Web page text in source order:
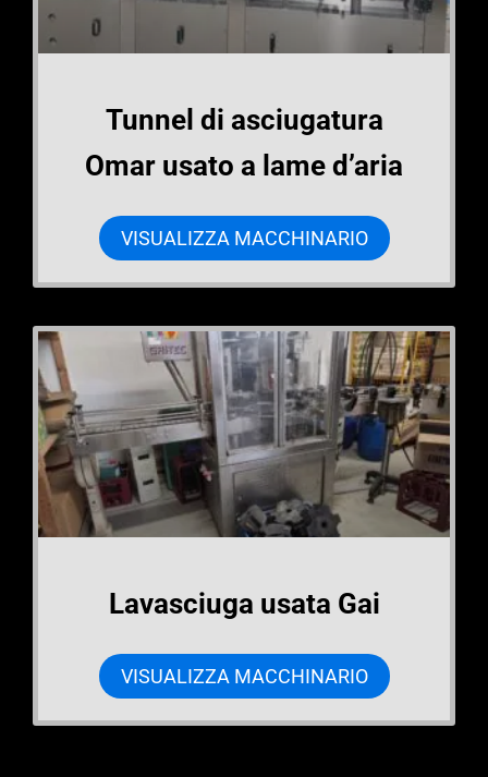
Tunnel di asciugatura
Omar usato a lame d’aria
VISUALIZZA MACCHINARIO
Lavasciuga usata Gai
VISUALIZZA MACCHINARIO